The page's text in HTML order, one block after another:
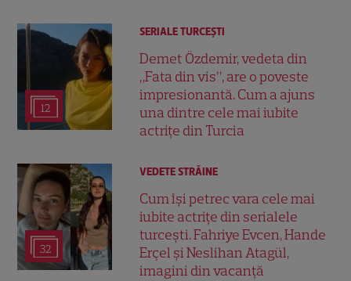
12
SERIALE TURCEŞTI
Demet Özdemir, vedeta din
„Fata din vis”, are o poveste
impresionantă. Cum a ajuns
una dintre cele mai iubite
actrițe din Turcia
32
VEDETE STRĂINE
Cum își petrec vara cele mai
iubite actrițe din serialele
turcești. Fahriye Evcen, Hande
Erçel și Neslihan Atagül,
imagini din vacanță